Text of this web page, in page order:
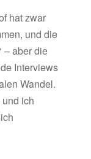
hat zwar
und die
– aber die
Interviews
Wandel.
und ich